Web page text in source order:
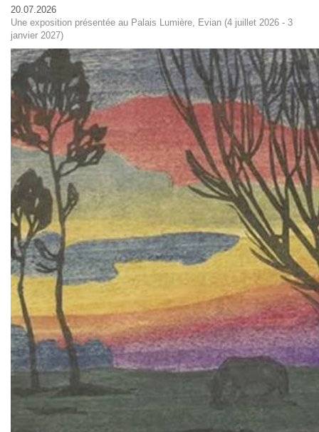
20.07.2026
Une exposition présentée au Palais Lumière, Evian (4 juillet 2026 - 3
janvier 2027)